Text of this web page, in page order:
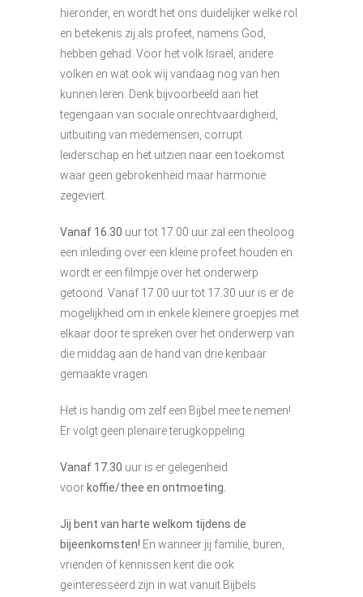
hieronder, en wordt het ons duidelijker welke rol
en betekenis zij als profeet, namens God,
hebben gehad. Voor het volk Israël, andere
volken en wat ook wij vandaag nog van hen
kunnen leren. Denk bijvoorbeeld aan het
tegengaan van sociale onrechtvaardigheid,
uitbuiting van medemensen, corrupt
leiderschap en het uitzien naar een toekomst
waar geen gebrokenheid maar harmonie
zegeviert.
Vanaf 16.30 uur tot 17.00 uur zal een theoloog
een inleiding over een kleine profeet houden en
wordt er een filmpje over het onderwerp
getoond. Vanaf 17.00 uur tot 17.30 uur is er de
mogelijkheid om in enkele kleinere groepjes met
elkaar door te spreken over het onderwerp van
die middag aan de hand van drie kenbaar
gemaakte vragen.
Het is handig om zelf een Bijbel mee te nemen!
Er volgt geen plenaire terugkoppeling.
Vanaf 17.30 uur is er gelegenheid
voor koffie/thee en ontmoeting.
Jij bent van harte welkom tijdens de
bijeenkomsten! En wanneer jij familie, buren,
vrienden of kennissen kent die ook
geïnteresseerd zijn in wat vanuit Bijbels